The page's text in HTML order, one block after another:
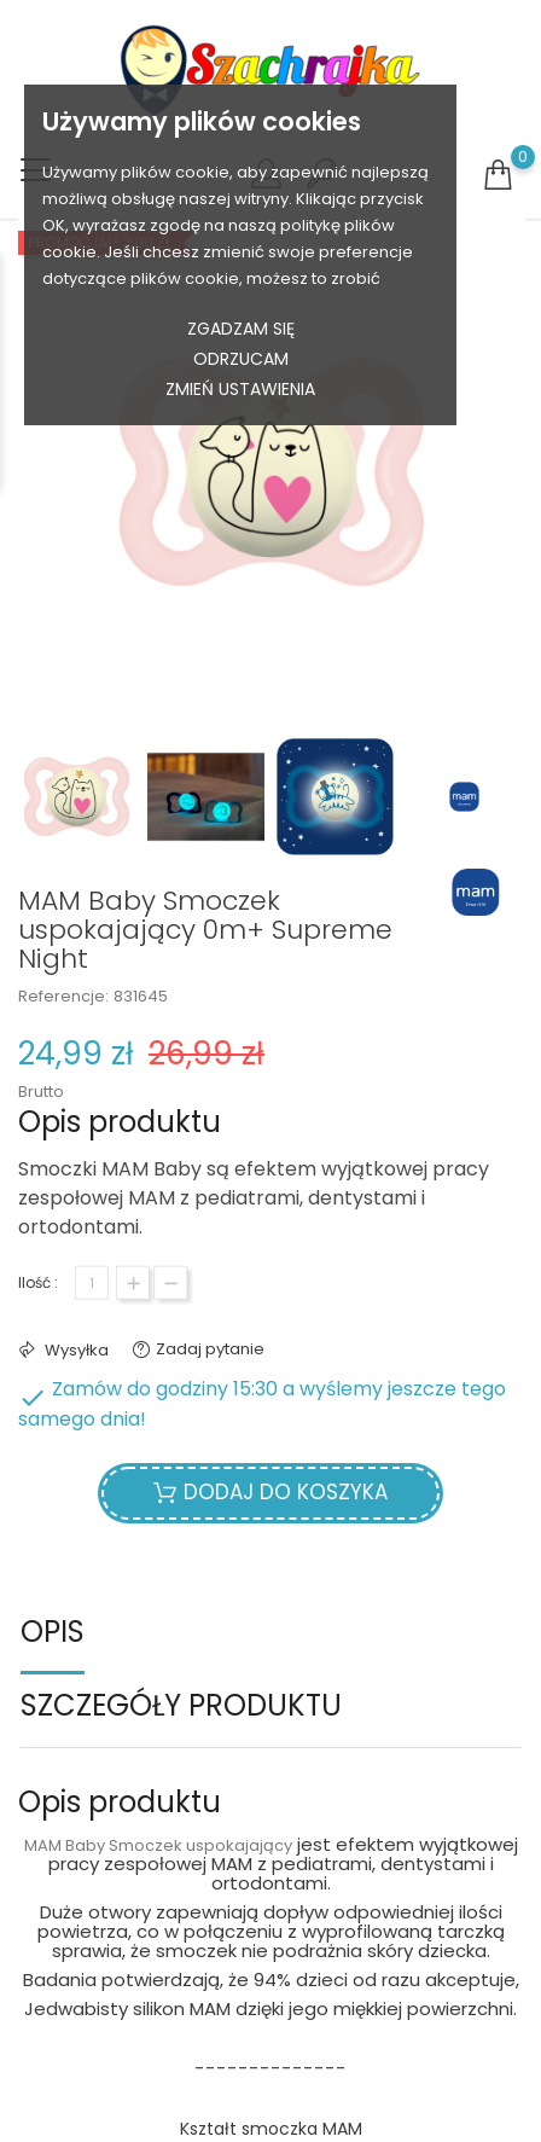
Używamy plików cookies
Używamy plików cookie, aby zapewnić najlepszą
możliwą obsługę naszej witryny. Klikając przycisk
OK, wyrażasz zgodę na naszą politykę plików
cookie. Jeśli chcesz zmienić swoje preferencje
dotyczące plików cookie, możesz to zrobić
ZGADZAM SIĘ
ODRZUCAM
ZMIEŃ USTAWIENIA
0
PROMOCJA! -2,00 ZŁ
MAM Baby Smoczek
uspokajający 0m+ Supreme
Night
Referencje: 831645
24,99 zł 26,99 zł
Brutto
Opis produktu
Smoczki MAM Baby są efektem wyjątkowej pracy
zespołowej MAM z pediatrami, dentystami i
ortodontami.
Ilość :
Wysyłka Zadaj pytanie
 Zamów do godziny 15:30 a wyślemy jeszcze tego
samego dnia!
DODAJ DO KOSZYKA
OPIS
SZCZEGÓŁY PRODUKTU
Opis produktu
MAM Baby Smoczek uspokajającyjest efektem wyjątkowej
pracy zespołowej MAM z pediatrami, dentystami i
ortodontami.
Duże otwory zapewniają dopływ odpowiedniej ilości
powietrza, co w połączeniu z wyprofilowaną tarczką
sprawia, że smoczek nie podrażnia skóry dziecka.
Badania potwierdzają, że 94% dzieci od razu akceptuje,
Jedwabisty silikon MAM dzięki jego miękkiej powierzchni.
--------------
Kształt smoczka MAM